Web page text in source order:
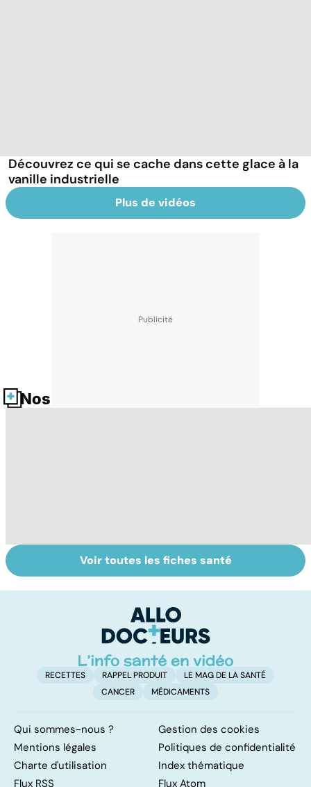
Découvrez ce qui se cache dans cette glace à la
vanille industrielle
Plus de vidéos
Nos fiches santé
Le TDAH, un
trouble de
hyperactivité
Accident
vasculaire
également
touché
Voir toutes les fiches santé
RECETTES RAPPEL PRODUIT
LE MAG DE LA SANTÉ
CANCER
MÉDICAMENTS
Qui sommes-nous ?
Gestion des cookies
Mentions légales
Politiques de confidentialité
Charte d'utilisation
Index thématique
Flux RSS
Flux Atom